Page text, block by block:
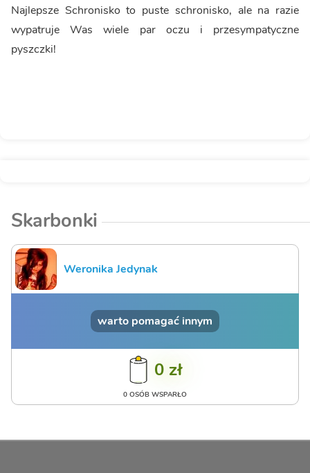
Najlepsze Schronisko to puste schronisko, ale na razie
wypatruje Was wiele par oczu i przesympatyczne
pyszczki!
Skarbonki
Weronika Jedynak
warto pomagać innym
0 zł
0 OSÓB WSPARŁO